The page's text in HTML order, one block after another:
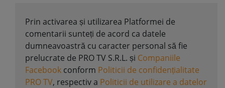
Prin activarea și utilizarea Platformei de
comentarii sunteți de acord ca datele
dumneavoastră cu caracter personal să fie
prelucrate de PRO TV S.R.L. și Companiile
Facebook conform Politicii de confidențialitate
PRO TV, respectiv a Politicii de utilizare a datelor